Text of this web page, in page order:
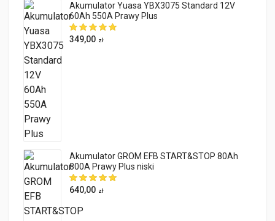
Akumulator Yuasa YBX3075 Standard 12V
60Ah 550A Prawy Plus
349,00 zł
Akumulator GROM EFB START&STOP 80Ah
800A Prawy Plus niski
640,00 zł